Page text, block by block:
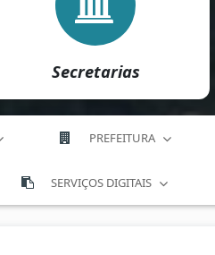
Secretarias
PREFEITURA
SERVIÇOS DIGITAIS